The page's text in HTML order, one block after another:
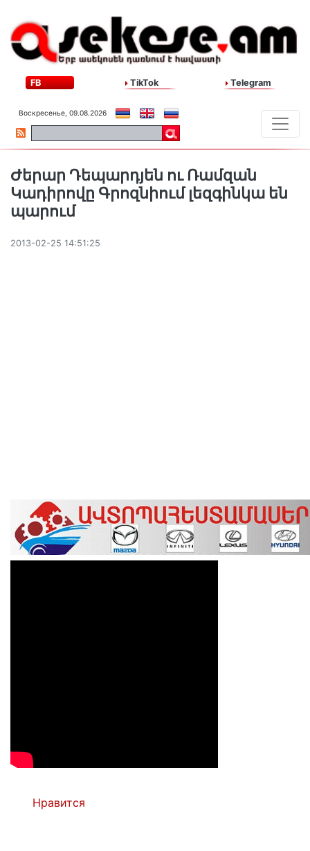
FB TikTok Telegram
Воскресенье, 09.08.2026
Ժերար Դեպարդյեն ու Ռամզան
Կադիրովը Գրոզնիում լեզգինկա են
պարում
2013-02-25 14:51:25
Нравится